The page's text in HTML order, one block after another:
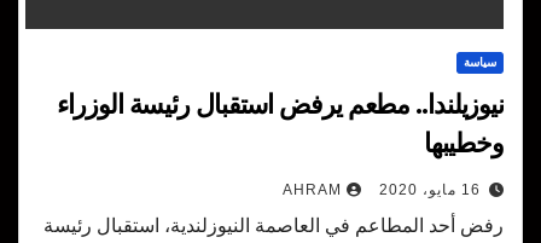
سياسة
نيوزيلندا.. مطعم يرفض استقبال رئيسة الوزراء
وخطيبها
16 مايو، 2020 AHRAM
رفض أحد المطاعم في العاصمة النيوزلندية، استقبال رئيسة